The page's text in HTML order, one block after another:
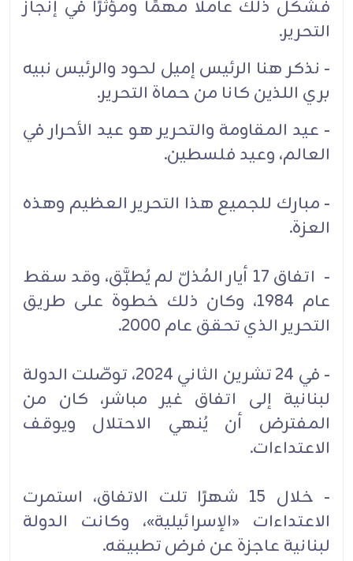
فشكّل ذلك عاملًا مهمًا ومؤثرًا في إنجاز
التحرير.
- نذكر هنا الرئيس إميل لحود والرئيس نبيه
بري اللذين كانا من حماة التحرير.
- عيد المقاومة والتحرير هو عيد الأحرار في
العالم، وعيد فلسطين.
- مبارك للجميع هذا التحرير العظيم وهذه
العزة.
- اتفاق 17 أيار المُذلّ لم يُطبَّق، وقد سقط
عام 1984، وكان ذلك خطوة على طريق
التحرير الذي تحقق عام 2000.
- في 24 تشرين الثاني 2024، توصّلت الدولة
لبنانية إلى اتفاق غير مباشر، كان من
المفترض أن يُنهي الاحتلال ويوقف
الاعتداءات.
- خلال 15 شهرًا تلت الاتفاق، استمرت
الاعتداءات «الإسرائيلية»، وكانت الدولة
لبنانية عاجزة عن فرض تطبيقه.